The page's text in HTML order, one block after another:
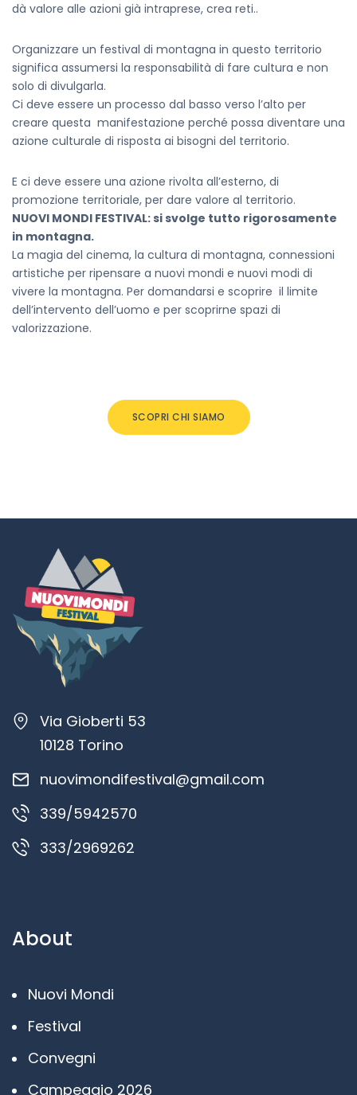
dà valore alle azioni già intraprese, crea reti..
Organizzare un festival di montagna in questo territorio
significa assumersi la responsabilità di fare cultura e non
solo di divulgarla.
Ci deve essere un processo dal basso verso l’alto per
creare questa manifestazione perché possa diventare una
azione culturale di risposta ai bisogni del territorio.
E ci deve essere una azione rivolta all’esterno, di
promozione territoriale, per dare valore al territorio.
NUOVI MONDI FESTIVAL: si svolge tutto rigorosamente
in montagna.
La magia del cinema, la cultura di montagna, connessioni
artistiche per ripensare a nuovi mondi e nuovi modi di
vivere la montagna. Per domandarsi e scoprire il limite
dell’intervento dell’uomo e per scoprirne spazi di
valorizzazione.
SCOPRI CHI SIAMO
Via Gioberti 53
10128 Torino
nuovimondifestival@gmail.com
339/5942570
333/2969262
About
Nuovi Mondi
Festival
Convegni
Campeggio 2026